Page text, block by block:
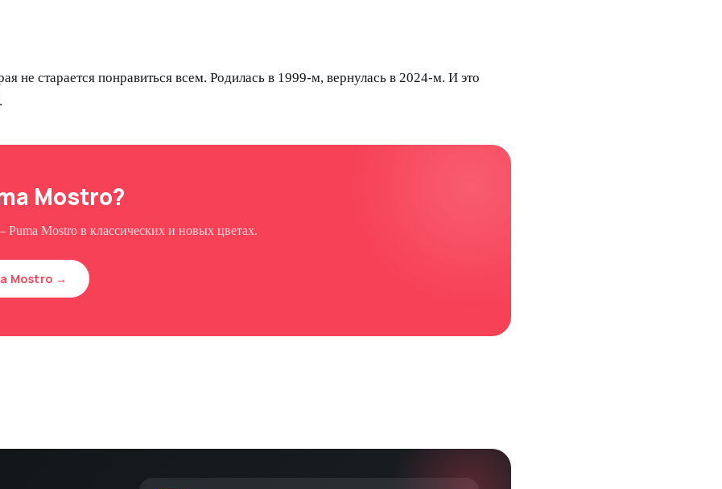
не старается понравиться всем. Родилась в 1999-м, вернулась в 2024-м. И это
Mostro?
Puma Mostro в классических и новых цветах.
Mostro →